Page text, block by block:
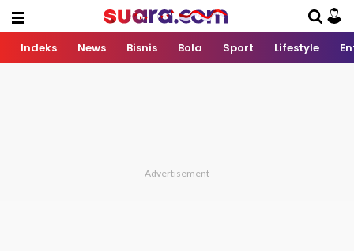
Indeks News Bisnis Bola Sport Lifestyle